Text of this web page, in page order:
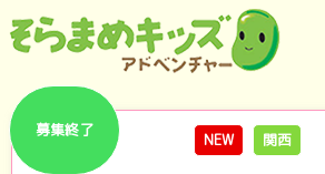
募集終了 NEW 関西